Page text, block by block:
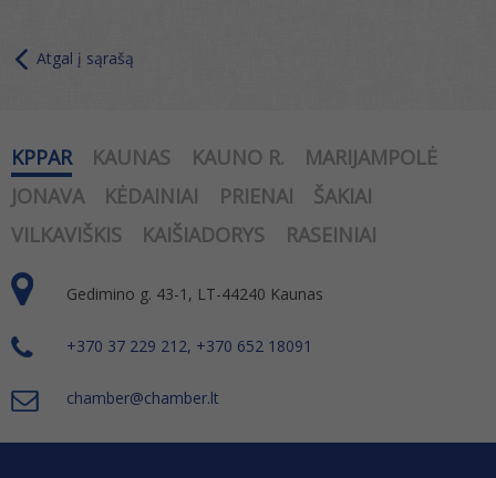
Atgal į sąrašą
KPPAR KAUNAS KAUNO R.
MARIJAMPOLĖ
JONAVA
KĖDAINIAI PRIENAI
ŠAKIAI
VILKAVIŠKIS
KAIŠIADORYS RASEINIAI
Gedimino g. 43-1, LT-44240 Kaunas
+370 37 229 212, +370 652 18091
chamber@chamber.lt